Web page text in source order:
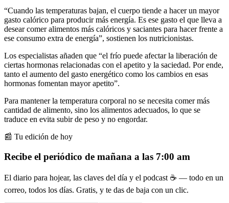
“Cuando las temperaturas bajan, el cuerpo tiende a hacer un mayor
gasto calórico para producir más energía. Es ese gasto el que lleva a
desear comer alimentos más calóricos y saciantes para hacer frente a
ese consumo extra de energía”, sostienen los nutricionistas.
Los especialistas añaden que “el frío puede afectar la liberación de
ciertas hormonas relacionadas con el apetito y la saciedad. Por ende,
tanto el aumento del gasto energético como los cambios en esas
hormonas fomentan mayor apetito”.
Para mantener la temperatura corporal no se necesita comer más
cantidad de alimento, sino los alimentos adecuados, lo que se
traduce en evita subir de peso y no engordar.
📰 Tu edición de hoy
Recibe el periódico de mañana a las 7:00 am
El diario para hojear, las claves del día y el podcast ☕ — todo en un
correo, todos los días. Gratis, y te das de baja con un clic.